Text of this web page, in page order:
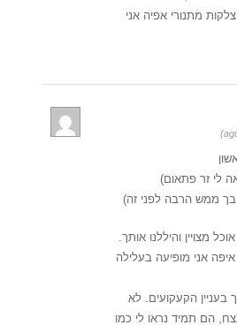
מתנורי אפיה אני
לי זר פתאום)
ממש הרבה לפני זה)
מצויין והיללנו אותך.
אני מופיעה בעלילה
הקעקועים. לא
הם תמיד נראו לי כמו